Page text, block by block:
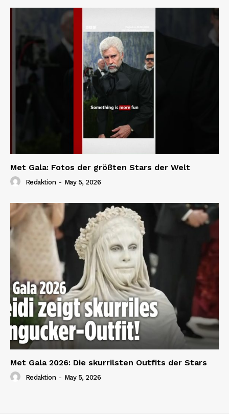
Met Gala: Fotos der größten Stars der Welt
Redaktion - May 5, 2026
Met Gala 2026: Die skurrilsten Outfits der Stars
Redaktion - May 5, 2026